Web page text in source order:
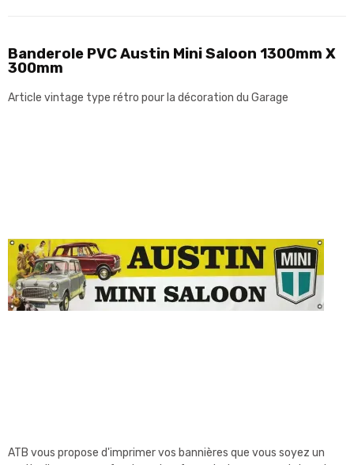
Banderole PVC Austin Mini Saloon 1300mm X
300mm
Article vintage type rétro pour la décoration du Garage
ATB vous propose d'imprimer vos bannières que vous soyez un